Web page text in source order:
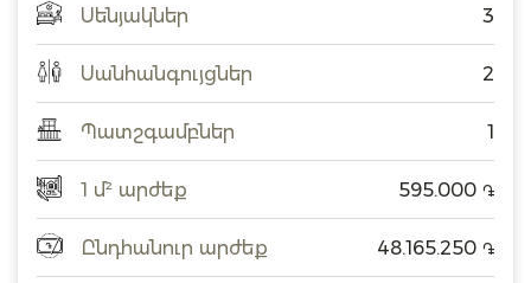
Սենյակներ 3
Սանհանգույցներ 2
Պատշգամբներ 1
1 մ² արժեք 595.000 ֏
Ընդհանուր արժեք 48.165.250 ֏